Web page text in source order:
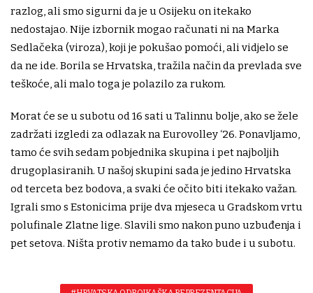
razlog, ali smo sigurni da je u Osijeku on itekako
nedostajao. Nije izbornik mogao računati ni na Marka
Sedlačeka (viroza), koji je pokušao pomoći, ali vidjelo se
da ne ide. Borila se Hrvatska, tražila način da prevlada sve
teškoće, ali malo toga je polazilo za rukom.
Morat će se u subotu od 16 sati u Talinnu bolje, ako se žele
zadržati izgledi za odlazak na Eurovolley ‘26. Ponavljamo,
tamo će svih sedam pobjednika skupina i pet najboljih
drugoplasiranih. U našoj skupini sada je jedino Hrvatska
od terceta bez bodova, a svaki će očito biti itekako važan.
Igrali smo s Estonicima prije dva mjeseca u Gradskom vrtu
polufinale Zlatne lige. Slavili smo nakon puno uzbuđenja i
pet setova. Ništa protiv nemamo da tako bude i u subotu.